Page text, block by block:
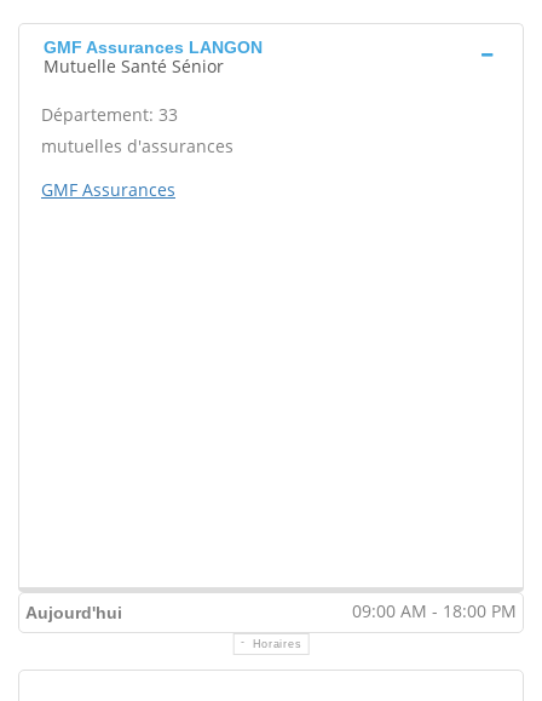
GMF Assurances LANGON
Mutuelle Santé Sénior
Département: 33
mutuelles d'assurances
GMF Assurances
Aujourd'hui 09:00 AM - 18:00 PM
Horaires